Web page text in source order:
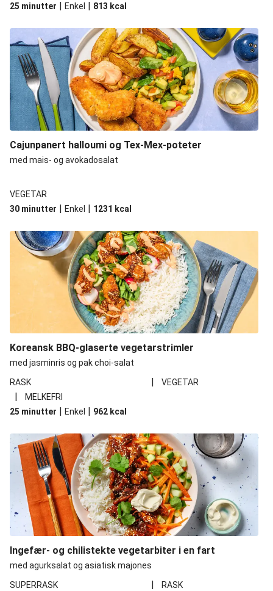
25 minutter | Enkel | 813 kcal
Cajunpanert halloumi og Tex-Mex-poteter
med mais- og avokadosalat
VEGETAR
30 minutter | Enkel | 1231 kcal
Koreansk BBQ-glaserte vegetarstrimler
med jasminris og pak choi-salat
RASK
| VEGETAR
|
MELKEFRI
25 minutter | Enkel | 962 kcal
Ingefær- og chilistekte vegetarbiter i en fart
med agurksalat og asiatisk majones
SUPERRASK
| RASK